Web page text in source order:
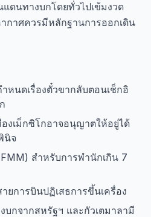
ดนทางบกโดยทั่วไปเข้มงวด
กาศควรมีหลักฐานการออกเดิน
หนดเรื่องตั๋วขากลับตอนเช็กอิ
องเม็กซิโกอาจอนุญาตให้อยู่ได้
นิจ
สำหรับการพำนักเกิน 7
ยการบินปฏิเสธการขึ้นเครื่อง
บกจากสหรัฐฯ และกัวเตมาลามี